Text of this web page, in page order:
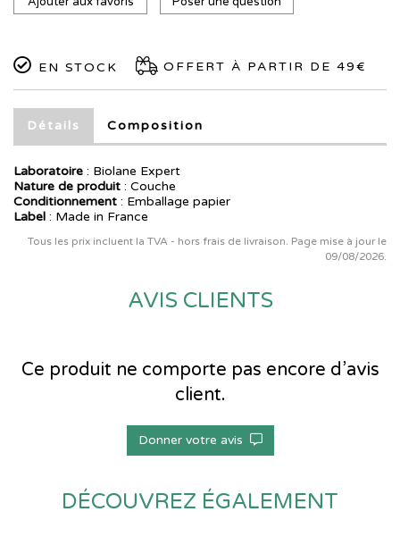
EN STOCK OFFERT À PARTIR DE 49€
Détails Composition
Laboratoire : Biolane Expert
Nature de produit : Couche
Conditionnement : Emballage papier
Label : Made in France
Tous les prix incluent la TVA - hors frais de livraison. Page mise à jour le
09/08/2026.
AVIS CLIENTS
Ce produit ne comporte pas encore d’avis
client.
Donner votre avis
DÉCOUVREZ ÉGALEMENT